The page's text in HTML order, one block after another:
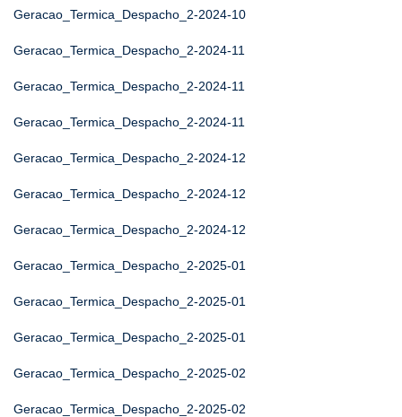
Geracao_Termica_Despacho_2-2024-10
Geracao_Termica_Despacho_2-2024-11
Geracao_Termica_Despacho_2-2024-11
Geracao_Termica_Despacho_2-2024-11
Geracao_Termica_Despacho_2-2024-12
Geracao_Termica_Despacho_2-2024-12
Geracao_Termica_Despacho_2-2024-12
Geracao_Termica_Despacho_2-2025-01
Geracao_Termica_Despacho_2-2025-01
Geracao_Termica_Despacho_2-2025-01
Geracao_Termica_Despacho_2-2025-02
Geracao_Termica_Despacho_2-2025-02